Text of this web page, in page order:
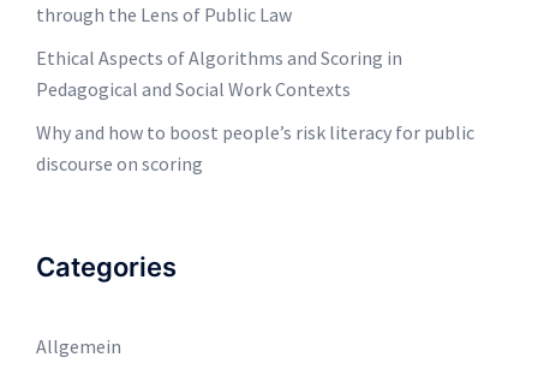
through the Lens of Public Law
Ethical Aspects of Algorithms and Scoring in
Pedagogical and Social Work Contexts
Why and how to boost people’s risk literacy for public
discourse on scoring
Categories
Allgemein